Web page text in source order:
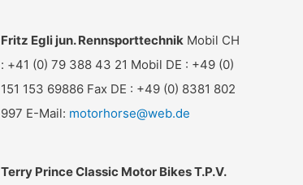
Fritz Egli jun. Rennsporttechnik Mobil CH
: +41 (0) 79 388 43 21 Mobil DE : +49 (0)
151 153 69886 Fax DE : +49 (0) 8381 802
997 E-Mail: motorhorse@web.de
Terry Prince Classic Motor Bikes T.P.V.